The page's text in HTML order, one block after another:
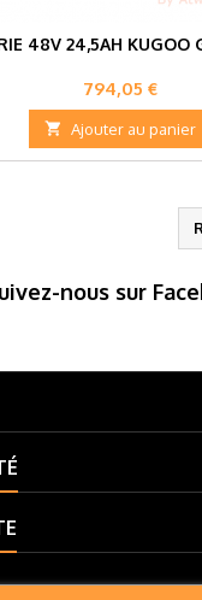
48V 24,5AH KUGOO
Prix
794,05 €
 Ajouter au panier
nous sur